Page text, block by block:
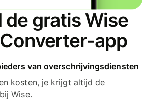
de gratis Wise
app
van overschrijvingsdiensten
kosten, je krijgt altijd de
Wise.